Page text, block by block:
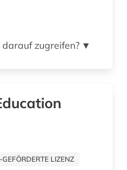
zugreifen? ▼
LIZENZ